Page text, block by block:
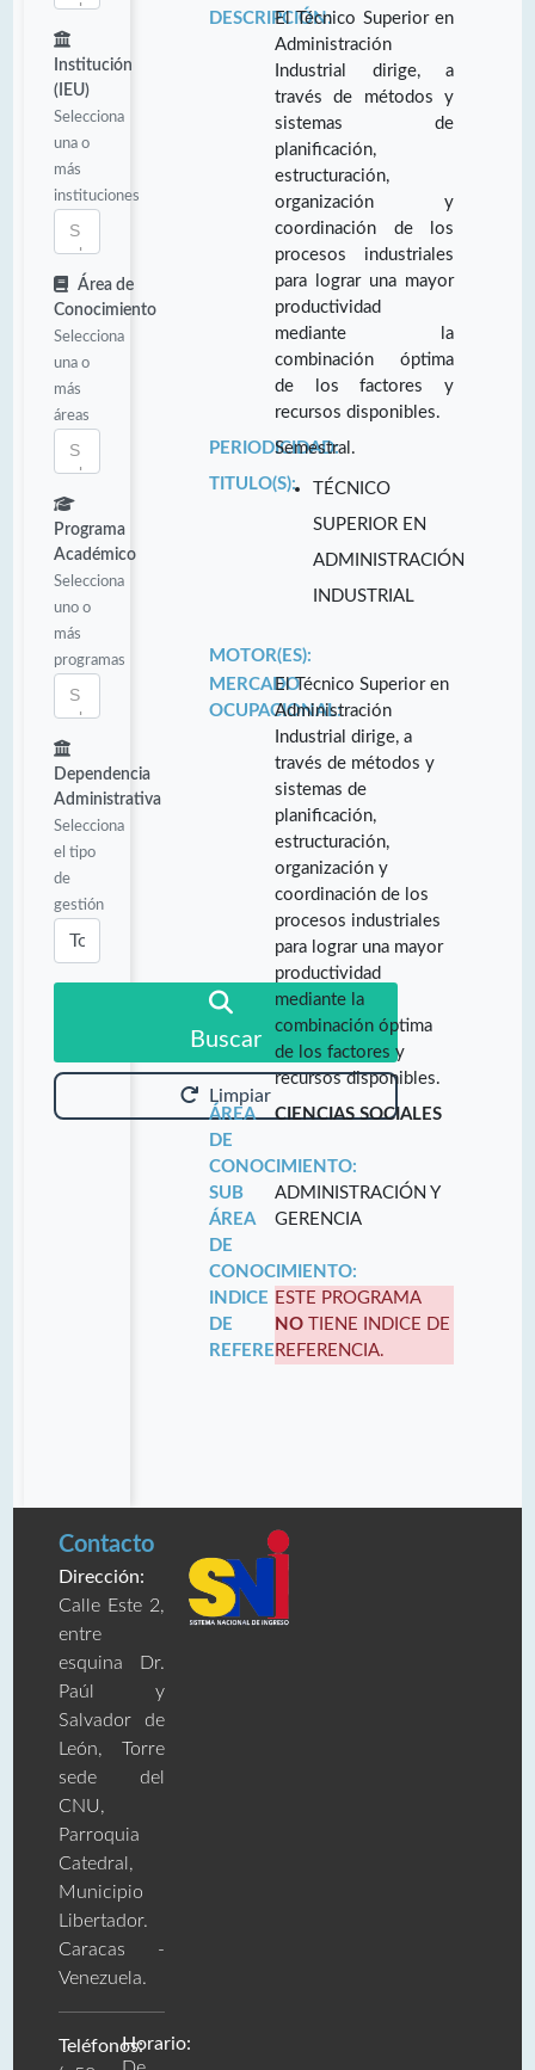
Institución
(IEU)
Selecciona
una o
más
instituciones
Área de
Conocimiento
Selecciona
una o
más
áreas
Programa
Académico
Selecciona
uno o
más
programas
Dependencia
Administrativa
Selecciona
el tipo
de
gestión
Buscar
Limpiar
DESCRIPCIÓN:El Técnico Superior en
Administración
Industrial dirige, a
través de métodos y
sistemas de
planificación,
estructuración,
organización y
coordinación de los
procesos industriales
para lograr una mayor
productividad
mediante la
combinación óptima
de los factores y
recursos disponibles.
PERIODICIDAD:
Semestral.
TITULO(S):
TÉCNICO
SUPERIOR EN
ADMINISTRACIÓN
INDUSTRIAL
MOTOR(ES):
MERCADO
OCUPACIONAL:
El Técnico Superior en
Administración
Industrial dirige, a
través de métodos y
sistemas de
planificación,
estructuración,
organización y
coordinación de los
procesos industriales
para lograr una mayor
productividad
mediante la
combinación óptima
de los factores y
recursos disponibles.
ÁREA
DE
CONOCIMIENTO:
CIENCIAS SOCIALES
SUB
ÁREA
DE
CONOCIMIENTO:
ADMINISTRACIÓN Y
GERENCIA
INDICE
DE
REFERENCIA:
ESTE PROGRAMA
NO TIENE INDICE DE
REFERENCIA.
Contacto
Dirección:
Calle Este 2,
entre
esquina Dr.
Paúl y
Salvador de
León, Torre
sede del
CNU,
Parroquia
Catedral,
Municipio
Libertador.
Caracas -
Venezuela.
Teléfonos:Horario: